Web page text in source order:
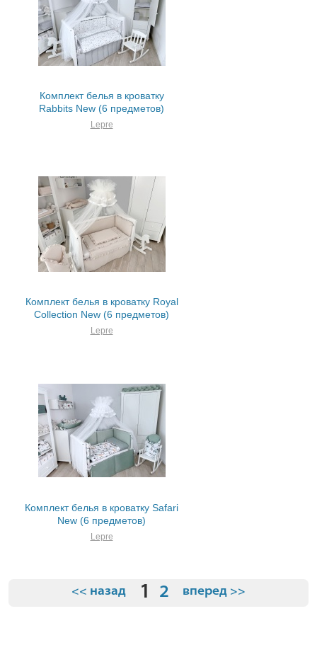
Комплект белья в кроватку
Rabbits New (6 предметов)
Lepre
Комплект белья в кроватку Royal
Collection New (6 предметов)
Lepre
Комплект белья в кроватку Safari
New (6 предметов)
Lepre
<< назад 1 2 вперед >>